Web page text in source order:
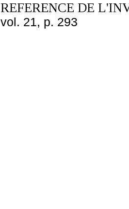
REFERENCE DE
vol. 21, p. 293